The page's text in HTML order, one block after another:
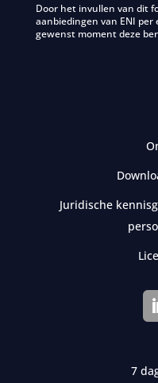
Door het invullen van dit
aanbiedingen van ENI
gewenst moment deze
Juridische
7